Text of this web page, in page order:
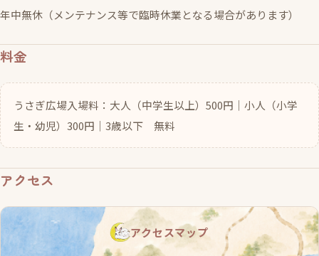
年中無休（メンテナンス等で臨時休業となる場合があります）
料金
うさぎ広場入場料：大人（中学生以上）500円｜小人（小学
生・幼児）300円｜3歳以下 無料
アクセス
アクセスマップ